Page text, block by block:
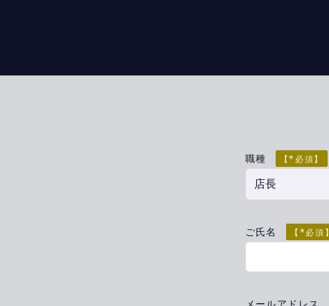
職種 【*必須】
ご氏名 【*必須】